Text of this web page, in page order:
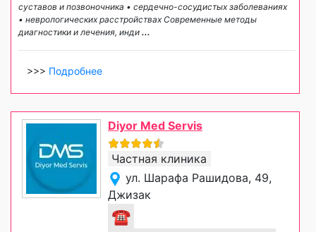
суставов и позвоночника • сердечно-сосудистых заболеваниях
• неврологических расстройствах Современные методы
диагностики и лечения, инди ...
>>> Подробнее
Diyor Med Servis
Частная клиника
ул. Шарафа Рашидова, 49,
Джизак
☎